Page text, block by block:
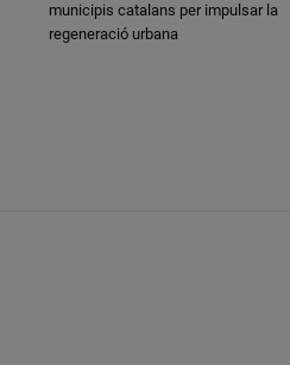
municipis catalans per impulsar la
regeneració urbana